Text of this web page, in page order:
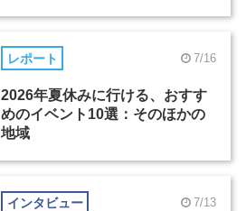
レポート 7/16
2026年夏休みに行ける、おすす
めのイベント10選：そのほかの
地域
インタビュー 7/13